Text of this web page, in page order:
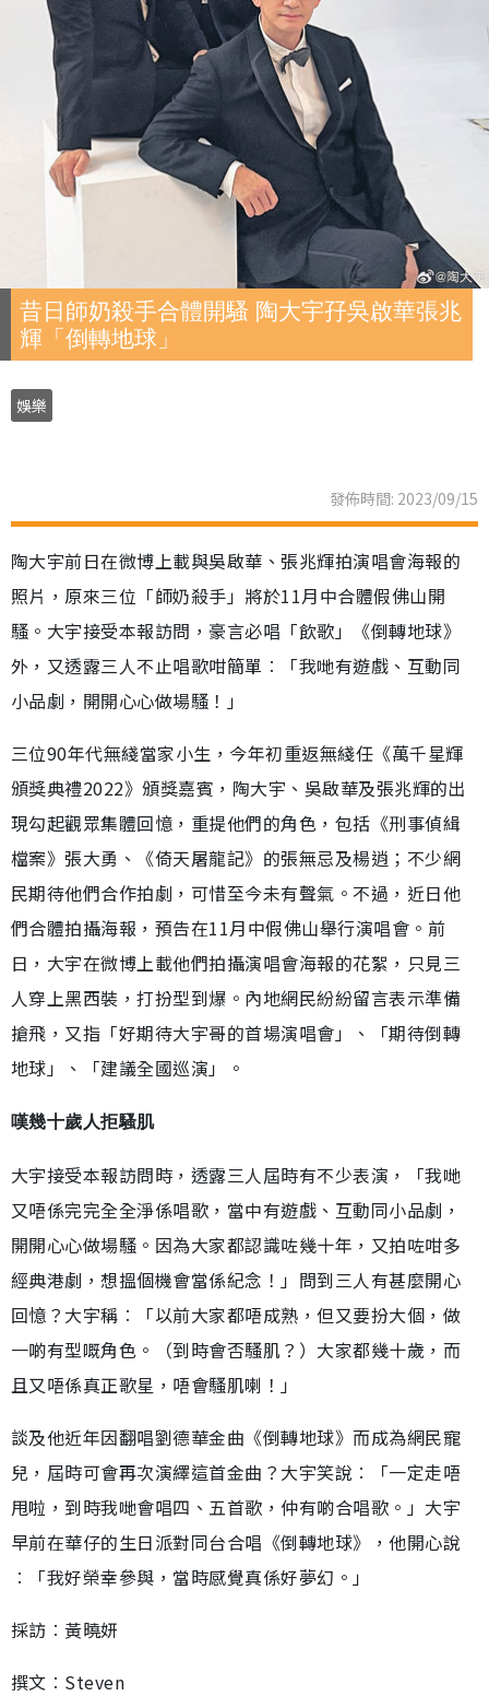
昔日師奶殺手合體開騷 陶大宇孖吳啟華張兆
輝「倒轉地球」
娛樂
發佈時間: 2023/09/15
陶大宇前日在微博上載與吳啟華、張兆輝拍演唱會海報的
照片，原來三位「師奶殺手」將於11月中合體假佛山開
騷。大宇接受本報訪問，豪言必唱「飲歌」《倒轉地球》
外，又透露三人不止唱歌咁簡單︰「我哋有遊戲、互動同
小品劇，開開心心做場騷！」
三位90年代無綫當家小生，今年初重返無綫任《萬千星輝
頒獎典禮2022》頒獎嘉賓，陶大宇、吳啟華及張兆輝的出
現勾起觀眾集體回憶，重提他們的角色，包括《刑事偵緝
檔案》張大勇、《倚天屠龍記》的張無忌及楊逍；不少網
民期待他們合作拍劇，可惜至今未有聲氣。不過，近日他
們合體拍攝海報，預告在11月中假佛山舉行演唱會。前
日，大宇在微博上載他們拍攝演唱會海報的花絮，只見三
人穿上黑西裝，打扮型到爆。內地網民紛紛留言表示準備
搶飛，又指「好期待大宇哥的首場演唱會」、「期待倒轉
地球」、「建議全國巡演」。
嘆幾十歲人拒騷肌
大宇接受本報訪問時，透露三人屆時有不少表演，「我哋
又唔係完完全全淨係唱歌，當中有遊戲、互動同小品劇，
開開心心做場騷。因為大家都認識咗幾十年，又拍咗咁多
經典港劇，想搵個機會當係紀念！」問到三人有甚麼開心
回憶？大宇稱︰「以前大家都唔成熟，但又要扮大個，做
一啲有型嘅角色。（到時會否騷肌？）大家都幾十歲，而
且又唔係真正歌星，唔會騷肌喇！」
談及他近年因翻唱劉德華金曲《倒轉地球》而成為網民寵
兒，屆時可會再次演繹這首金曲？大宇笑說︰「一定走唔
甩啦，到時我哋會唱四、五首歌，仲有啲合唱歌。」大宇
早前在華仔的生日派對同台合唱《倒轉地球》，他開心說
︰「我好榮幸參與，當時感覺真係好夢幻。」
採訪︰黃曉妍
撰文︰Steven